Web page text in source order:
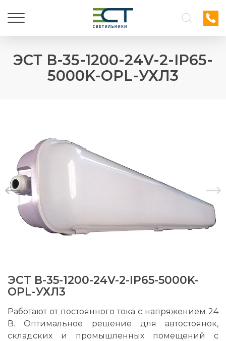
ЭСТ В-35-1200-24V-2-IP65-
5000K-OPL-УХЛ3
ЭСТ В-35-1200-24V-2-IP65-5000K-
OPL-УХЛ3
Работают от постоянного тока c напряжением 24
В. Оптимальное решение для автостоянок,
складских и промышленных помещений с